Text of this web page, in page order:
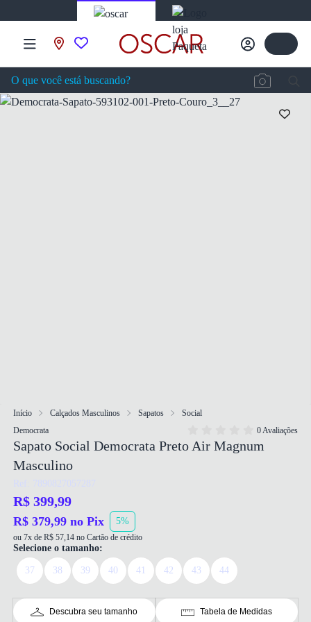
Início Calçados Masculinos Sapatos
Social
Democrata
0 Avaliações
Sapato Social Democrata Preto Air Magnum
Masculino
Ref: 7890827057287
R$ 399,99
R$ 379,99 no Pix 5%
ou 7x de R$ 57,14 no Cartão de crédito
Selecione o tamanho:
37 38 39 40 41 42 43 44
Descubra seu tamanho Tabela de Medidas